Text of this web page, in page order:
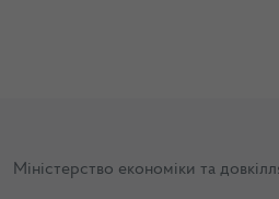
Міністерство економіки та